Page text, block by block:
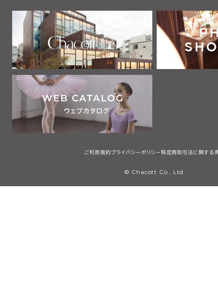
ご利用規約プライバシーポリシー 特定商取引法に関する
© Chacott Co., Ltd.